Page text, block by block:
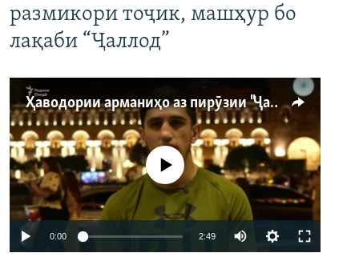
размикори тоҷик, машҳур бо
лақаби “Ҷаллод”
Ҳаводории арманиҳо аз пирӯзии "Ҷаллод"-и тоҷик
Феълан кор намекунад
0:00 2:49